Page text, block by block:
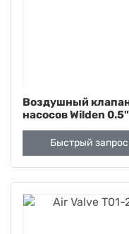
Воздушный
насосов Wilden 0.5"
Быстрый запрос